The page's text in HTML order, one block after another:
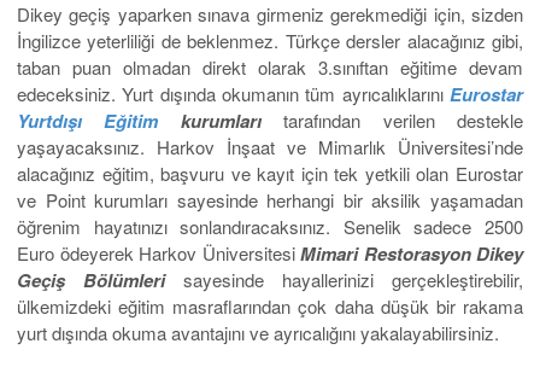
Dikey geçiş yaparken sınava girmeniz gerekmediği için, sizden
İngilizce yeterliliği de beklenmez. Türkçe dersler alacağınız gibi,
taban puan olmadan direkt olarak 3.sınıftan eğitime devam
edeceksiniz. Yurt dışında okumanın tüm ayrıcalıklarını Eurostar
Yurtdışı Eğitim kurumlarıtarafından verilen destekle
yaşayacaksınız. Harkov İnşaat ve Mimarlık Üniversitesi’nde
alacağınız eğitim, başvuru ve kayıt için tek yetkili olan Eurostar
ve Point kurumları sayesinde herhangi bir aksilik yaşamadan
öğrenim hayatınızı sonlandıracaksınız. Senelik sadece 2500
Euro ödeyerek Harkov ÜniversitesiMimari Restorasyon Dikey
Geçiş Bölümlerisayesinde hayallerinizi gerçekleştirebilir,
ülkemizdeki eğitim masraflarından çok daha düşük bir rakama
yurt dışında okuma avantajını ve ayrıcalığını yakalayabilirsiniz.